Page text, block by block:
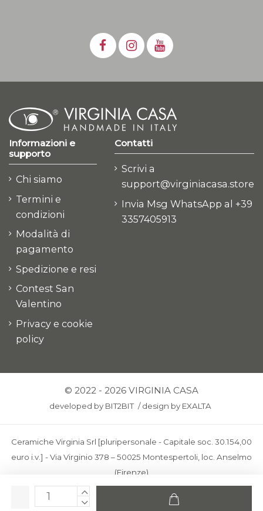
Informazioni e
supporto
Chi siamo
Termini e
condizioni
Modalità di
pagamento
Spedizione e resi
Contest San
Valentino
Privacy e cookie
policy
Contatti
Scrivi a
support@virginiacasa.store
Invia Msg WhatsApp al +39
3357405913
© 2022 - 2026 VIRGINIA CASA
developed by BIT2BIT /design by EXALTA
Ceramiche Virginia Srl [pluripersonale - Capitale soc. 30.154,00
euro i.v.] - Via Virginio 378 – 50025 Montespertoli, loc. Anselmo
(Firenze)
C.F. e P.IVA: IT00436100481 - REA: FI-227733 - PEC:
ceramichevirginia@pec.it